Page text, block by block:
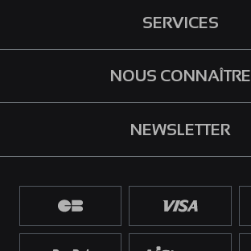
SERVICES
NOUS CONNAÎTRE
NEWSLETTER